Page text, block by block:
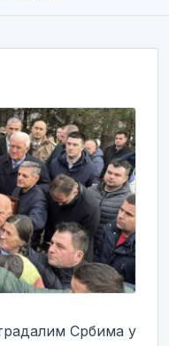
Србима у